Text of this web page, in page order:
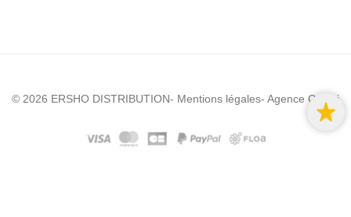
© 2026 ERSHO DISTRIBUTION- Mentions légales- Agence Colibri